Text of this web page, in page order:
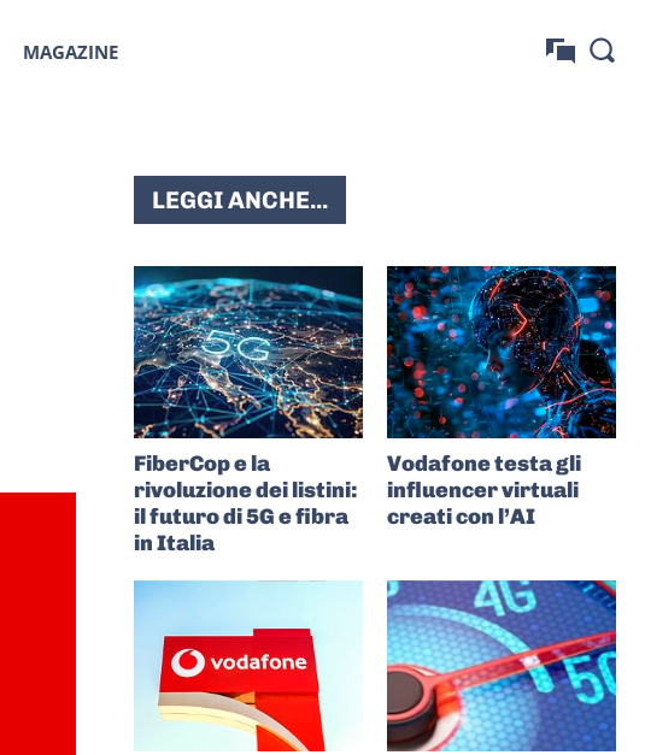
MAGAZINE
LEGGI ANCHE...
FiberCop e la
rivoluzione dei listini:
il futuro di 5G e fibra
in Italia
Vodafone testa gli
influencer virtuali
creati con l’AI